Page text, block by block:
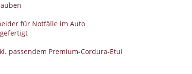
für Notfälle im Auto
passendem Premium-Cordura-Etui